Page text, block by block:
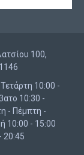
100,
10:00 -
10:30 -
- Πέμπτη -
10:00 - 15:00
20:45